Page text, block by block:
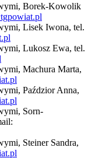
Borek-Kowolik
Lisek Iwona, tel.
Lukosz Ewa, tel.
Machura Marta,
Paździor Anna,
Sorn-
Steiner Sandra,